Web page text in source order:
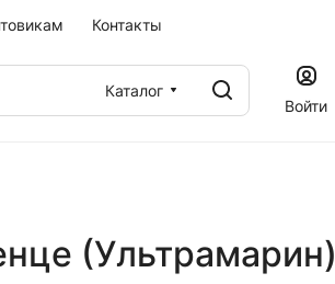
Контакты
Каталог
Войти
(Ультрамарин)